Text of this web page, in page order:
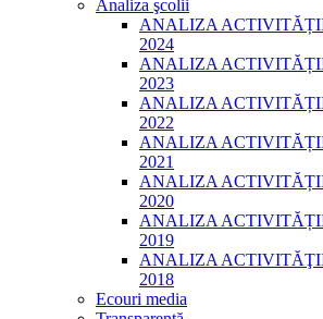
Analiza şcolii
ANALIZA ACTIVITĂȚII
2024
ANALIZA ACTIVITĂȚII
2023
ANALIZA ACTIVITĂȚII
2022
ANALIZA ACTIVITĂȚII
2021
ANALIZA ACTIVITĂȚII
2020
ANALIZA ACTIVITĂȚII
2019
ANALIZA ACTIVITĂŢII
2018
Ecouri media